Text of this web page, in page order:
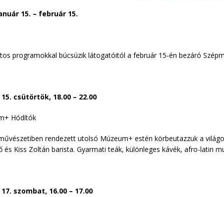
15. – február 15.
programokkal búcsúzik látogatóitól a február 15-én bezáró
15. csütörtök, 18.00 – 22.00
Hódítók
rendezett utolsó Múzeum+ estén körbeutazzuk a
és Kiss Zoltán barista. Gyarmati teák, különleges kávék, afro-latin
17. szombat, 16.00 – 17.00